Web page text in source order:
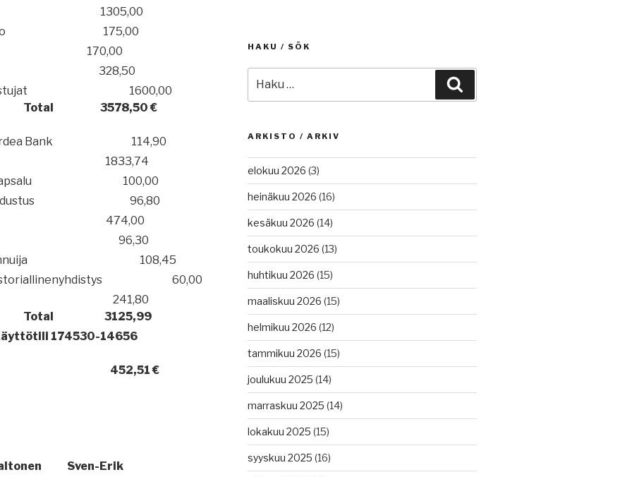
1305,00
175,00
170,00
328,50
1600,00
Total
3578,50 €
Bank
114,90
1833,74
100,00
96,80
474,00
96,30
108,45
60,00
241,80
Total
3125,99
174530-14656
452,51 €
Sven-Erik
HAKU / SÖK
ARKISTO / ARKIV
elokuu 2026 (3)
heinäkuu 2026 (16)
kesäkuu 2026 (14)
toukokuu 2026 (13)
huhtikuu 2026 (15)
maaliskuu 2026 (15)
helmikuu 2026 (12)
tammikuu 2026 (15)
joulukuu 2025 (14)
marraskuu 2025 (14)
lokakuu 2025 (15)
syyskuu 2025 (16)